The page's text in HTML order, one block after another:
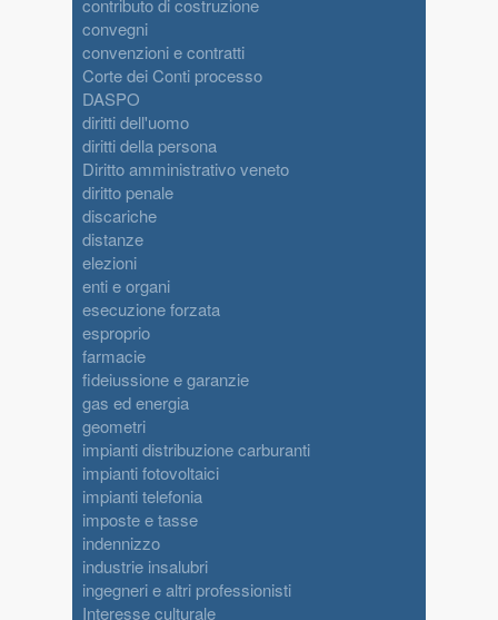
convegni
convenzioni e contratti
Corte dei Conti processo
DASPO
diritti dell'uomo
diritti della persona
Diritto amministrativo veneto
diritto penale
discariche
distanze
elezioni
enti e organi
esecuzione forzata
esproprio
farmacie
fideiussione e garanzie
gas ed energia
geometri
impianti distribuzione carburanti
impianti fotovoltaici
impianti telefonia
imposte e tasse
indennizzo
industrie insalubri
ingegneri e altri professionisti
Interesse culturale